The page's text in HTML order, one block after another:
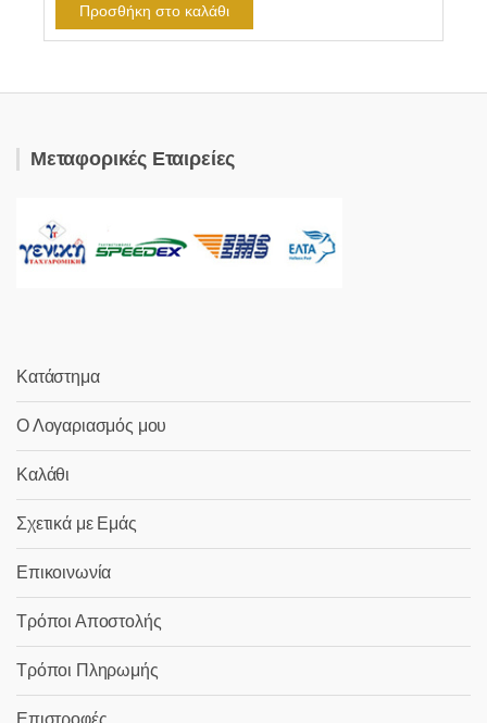
Προσθήκη στο καλάθι
Μεταφορικές Εταιρείες
Κατάστημα
Ο Λογαριασμός μου
Καλάθι
Σχετικά με Εμάς
Επικοινωνία
Τρόποι Αποστολής
Τρόποι Πληρωμής
Επιστροφές